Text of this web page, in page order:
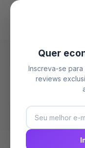
Top 11
em
Quer
Inscreva-se
reviews